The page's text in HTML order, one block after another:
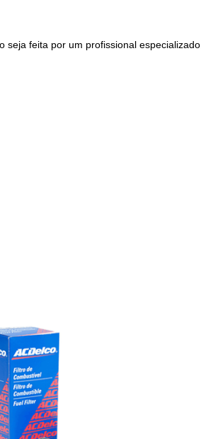
feita por um profissional especializado.